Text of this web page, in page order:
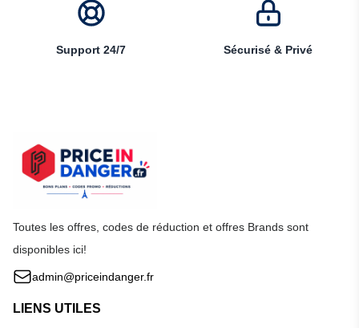
Support 24/7 Sécurisé & Privé
Toutes les offres, codes de réduction et offres Brands sont
disponibles ici!
admin@priceindanger.fr
LIENS UTILES